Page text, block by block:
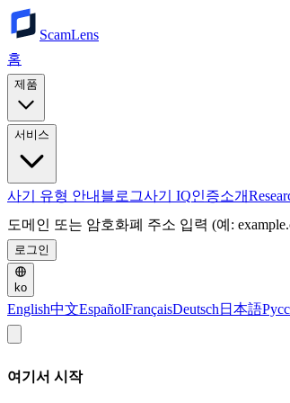
ScamLens
홈
제품
서비스
사기 유형 안내 블로그사기 IQ인증소개
도메인 또는 암호화폐 주소 입력 (예:
로그인
ko
English中文EspañolFrançaisDeutsch 日本語
여기서 시작